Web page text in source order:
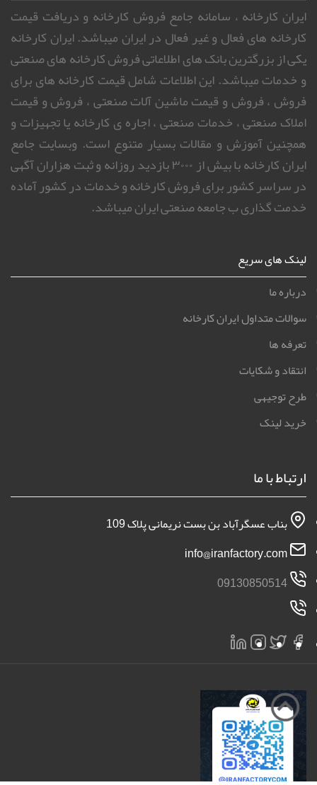
ایران کارخانه ، سامانه جامع فروش کارخانه و دریافت قیمت
کارخانه های فعال و غیر فعال در ایران میباشد. ایران کارخانه
یکی از بزرگترین بانک های اطلاعاتی فروش کارخانه های صنعتی
و خدمات میباشد. این اطلاعات شامل قیمت کارخانه های برای
فروش ، فروش و قیمت ماشین آلات صنعتی ، فروش و قیمت
املاک صنعتی ، خدمات صنعتی ، اجاره ی کارخانه یا تجهیزات و
همچنین آموزش و مقالات بسیار متنوع است. وبسایت جامع
ایران کارخانه با بیش از ۳۰۰۰ بازدید روزانه و ثبت هزاران آگهی
در سراسر کشور برای فروش کارخانه و خدمات در کشور آماده
خدمت گذاری ب جامعه صنعتی ایران میباشد.
لینک های سریع
درباره ما
سوالات متداول ایران کارخانه
تعرفه ها
انتقاد و شکایات
طرح توجیهی
خرید لینک
ارتباط با ما
بناب عسگرآباد بن بست نریمانی پلاک 109
09130850514